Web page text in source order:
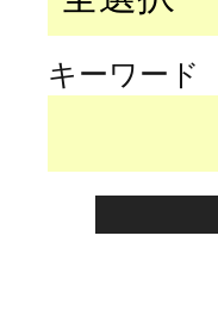
キーワード